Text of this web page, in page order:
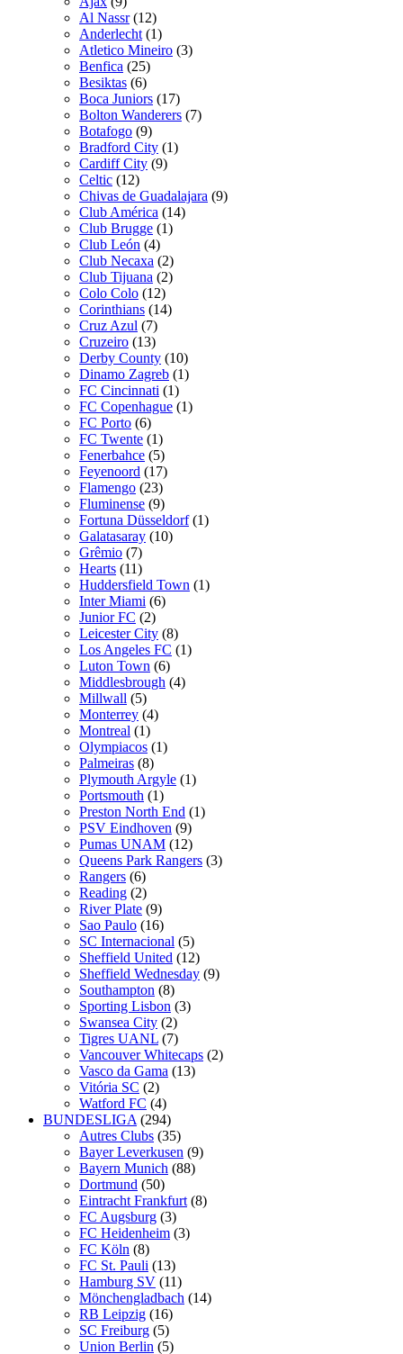
Al Nassr (12)
Anderlecht (1)
Atletico Mineiro (3)
Benfica (25)
Besiktas (6)
Boca Juniors (17)
Bolton Wanderers (7)
Botafogo (9)
Bradford City (1)
Cardiff City (9)
Celtic (12)
Chivas de Guadalajara (9)
Club América (14)
Club Brugge (1)
Club León (4)
Club Necaxa (2)
Club Tijuana (2)
Colo Colo (12)
Corinthians (14)
Cruz Azul (7)
Cruzeiro (13)
Derby County (10)
Dinamo Zagreb (1)
FC Cincinnati (1)
FC Copenhague (1)
FC Porto (6)
FC Twente (1)
Fenerbahce (5)
Feyenoord (17)
Flamengo (23)
Fluminense (9)
Fortuna Düsseldorf (1)
Galatasaray (10)
Grêmio (7)
Hearts (11)
Huddersfield Town (1)
Inter Miami (6)
Junior FC (2)
Leicester City (8)
Los Angeles FC (1)
Luton Town (6)
Middlesbrough (4)
Millwall (5)
Monterrey (4)
Montreal (1)
Olympiacos (1)
Palmeiras (8)
Plymouth Argyle (1)
Portsmouth (1)
Preston North End (1)
PSV Eindhoven (9)
Pumas UNAM (12)
Queens Park Rangers (3)
Rangers (6)
Reading (2)
River Plate (9)
Sao Paulo (16)
SC Internacional (5)
Sheffield United (12)
Sheffield Wednesday (9)
Southampton (8)
Sporting Lisbon (3)
Swansea City (2)
Tigres UANL (7)
Vancouver Whitecaps (2)
Vasco da Gama (13)
Vitória SC (2)
Watford FC (4)
BUNDESLIGA (294)
Autres Clubs (35)
Bayer Leverkusen (9)
Bayern Munich (88)
Dortmund (50)
Eintracht Frankfurt (8)
FC Augsburg (3)
FC Heidenheim (3)
FC Köln (8)
FC St. Pauli (13)
Hamburg SV (11)
Mönchengladbach (14)
RB Leipzig (16)
SC Freiburg (5)
Union Berlin (5)